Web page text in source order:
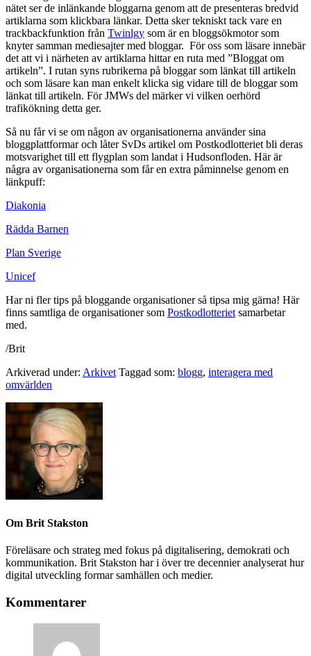
nätet ser de inlänkande bloggarna genom att de presenteras bredvid
artiklarna som klickbara länkar. Detta sker tekniskt tack vare en
trackbackfunktion från Twinlgy som är en bloggsökmotor som
knyter samman mediesajter med bloggar. För oss som läsare innebär
det att vi i närheten av artiklarna hittar en ruta med ”Bloggat om
artikeln”. I rutan syns rubrikerna på bloggar som länkat till artikeln
och som läsare kan man enkelt klicka sig vidare till de bloggar som
länkat till artikeln. För JMWs del märker vi vilken oerhörd
trafikökning detta ger.
Så nu får vi se om någon av organisationerna använder sina
bloggplattformar och låter SvDs artikel om Postkodlotteriet bli deras
motsvarighet till ett flygplan som landat i Hudsonfloden. Här är
några av organisationerna som får en extra påminnelse genom en
länkpuff:
Diakonia
Rädda Barnen
Plan Sverige
Unicef
Har ni fler tips på bloggande organisationer så tipsa mig gärna! Här
finns samtliga de organisationer som Postkodlotteriet samarbetar
med.
/Brit
Arkiverad under: Arkivet Taggad som: blogg, interagera med
omvärlden
Om Brit Stakston
Föreläsare och strateg med fokus på digitalisering, demokrati och
kommunikation. Brit Stakston har i över tre decennier analyserat hur
digital utveckling formar samhällen och medier.
Kommentarer